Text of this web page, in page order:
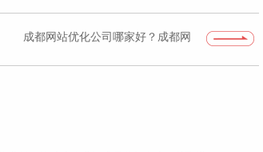
成都网站优化公司哪家好？成都网
站优化多少钱?